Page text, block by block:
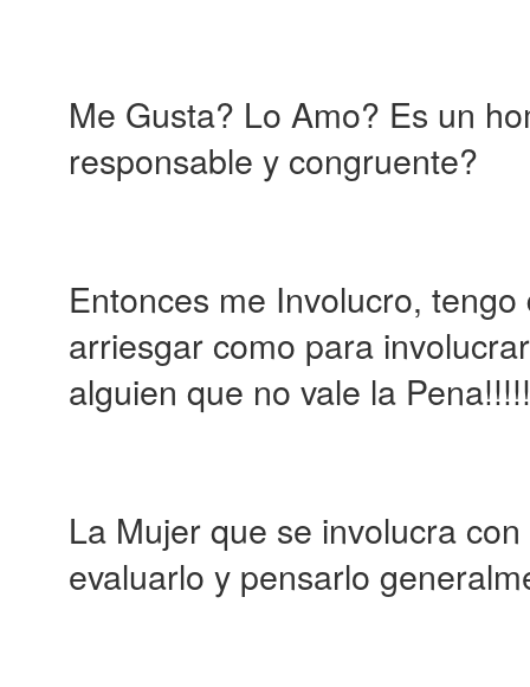
Me Gusta? Lo Amo? Es un
responsable y congruente?
Entonces me Involucro,
arriesgar como para
alguien que no vale la
La Mujer que se involucra
evaluarlo y pensarlo